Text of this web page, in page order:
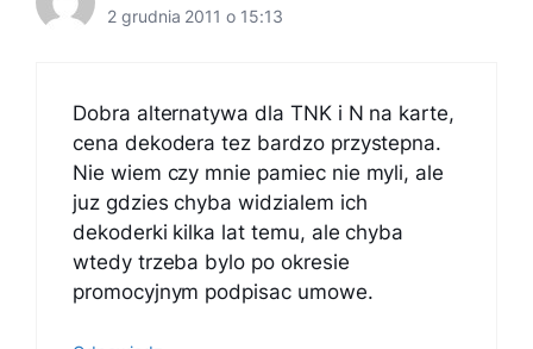
2 grudnia 2011 o 15:13
Dobra alternatywa dla TNK i N na karte,
cena dekodera tez bardzo przystepna.
Nie wiem czy mnie pamiec nie myli, ale
juz gdzies chyba widzialem ich
dekoderki kilka lat temu, ale chyba
wtedy trzeba bylo po okresie
promocyjnym podpisac umowe.